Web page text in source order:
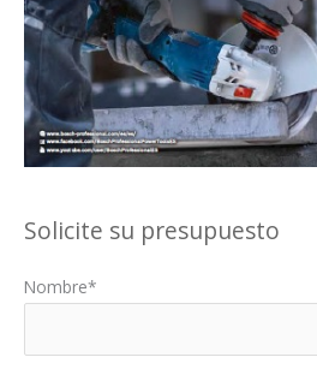
Solicite su presupuesto
Nombre*